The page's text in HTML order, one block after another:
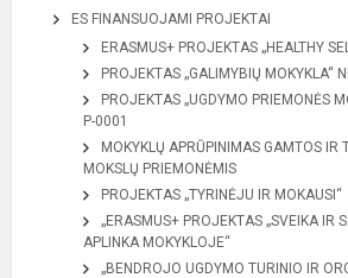
ES FINANSUOJAMI PROJEKTAI
ERASMUS+ PROJEKTAS „HEALTHY
PROJEKTAS „GALIMYBIŲ MOKYKLA“
PROJEKTAS „UGDYMO PRIEMONĖS
P-0001
MOKYKLŲ APRŪPINIMAS GAMTOS IR
MOKSLŲ PRIEMONĖMIS
PROJEKTAS „TYRINĖJU IR MOKAUSI“
„ERASMUS+ PROJEKTAS „SVEIKA IR
APLINKA MOKYKLOJE“
„BENDROJO UGDYMO TURINIO IR